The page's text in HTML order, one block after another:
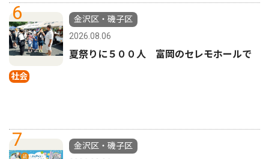
6
社会
金沢区・磯子区
2026.08.06
夏祭りに５００人 富岡のセレモホールで
7
金沢区・磯子区